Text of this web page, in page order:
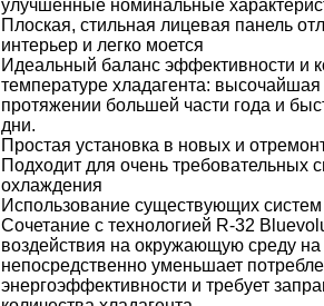
улучшенные номинальные
Плоская, стильная лицевая панель
интерьер и легко моется
Идеальный баланс эффективности и
температуре хладагента:
протяжении большей части года и
дни.
Простая установка в новых и
Подходит для очень требовательных
охлаждения
Использование существующих
Сочетание с технологией R-32
воздействия на окружающую среду
непосредственно уменьшает
энергоэффективности и требует